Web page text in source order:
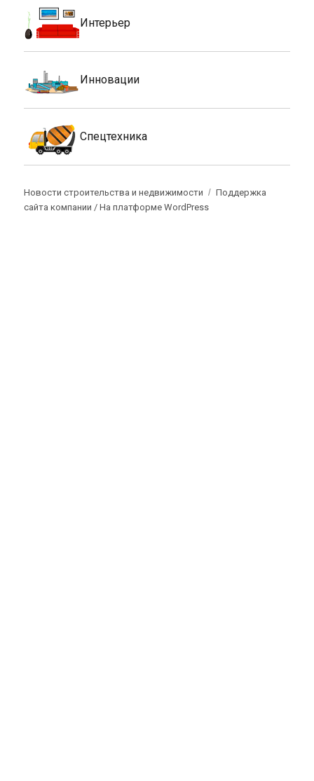
Интерьер
Инновации
Спецтехника
Новости строительства и недвижимости
Поддержка
сайта компании /На платформе WordPress